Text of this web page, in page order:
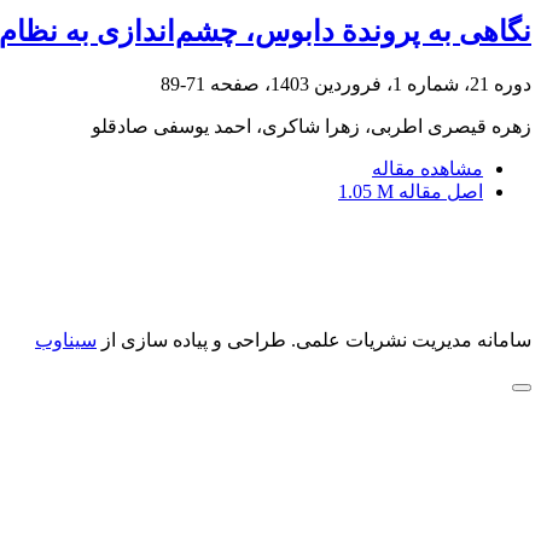
نگاهی به پروندة دابوس، چشم‌اندازی به
دوره 21، شماره 1، فروردین 1403، صفحه 71-89
زهره قیصری اطربی، زهرا شاکری، احمد یوسفی صادقلو
مشاهده مقاله
اصل مقاله 1.05 M
سامانه مدیریت نشریات علمی. طراحی و پیاده سازی از سیناوب